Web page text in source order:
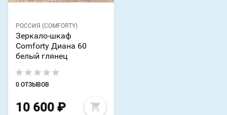
РОССИЯ (COMFORTY)
Зеркало-шкаф
Comforty Диана 60
белый глянец
0 ОТЗЫВОВ
10 600 ₽